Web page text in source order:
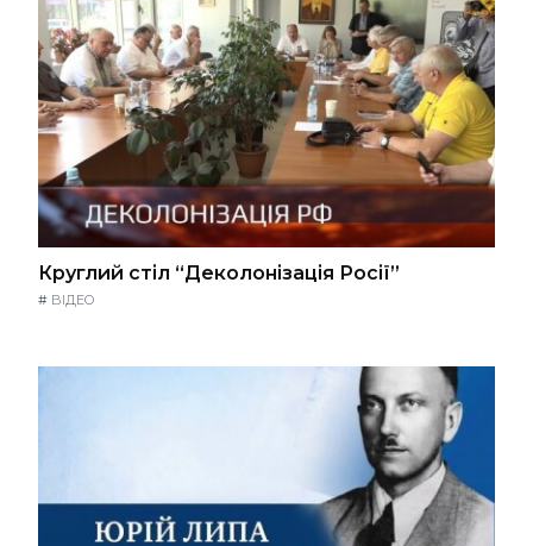
Круглий стіл “Деколонізація Росії”
# ВІДЕО